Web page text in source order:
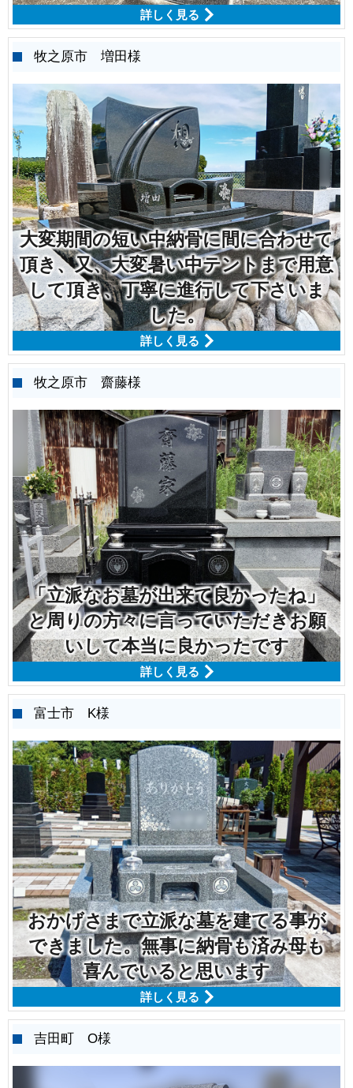
詳しく見る
牧之原市 増田様
大変期間の短い中納骨に間に合わせて
頂き、又、大変暑い中テントまで用意
して頂き、丁寧に進行して下さいま
した。
詳しく見る
牧之原市 齋藤様
「立派なお墓が出来て良かったね」
と周りの方々に言っていただきお願
いして本当に良かったです
詳しく見る
富士市 K様
おかげさまで立派な墓を建てる事が
できました。無事に納骨も済み母も
喜んでいると思います
詳しく見る
吉田町 O様